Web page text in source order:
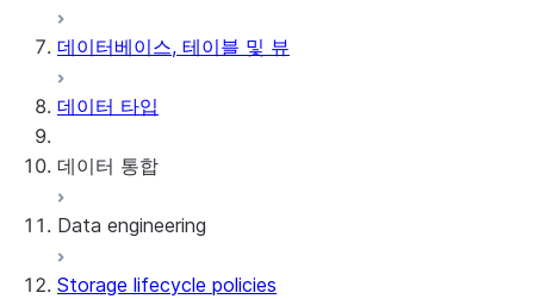
데이터베이스, 테이블 및 뷰
데이터 타입
데이터 통합
Snowflake Openflow
Apache Iceberg™
Data engineering
데이터 로딩
Storage lifecycle policies